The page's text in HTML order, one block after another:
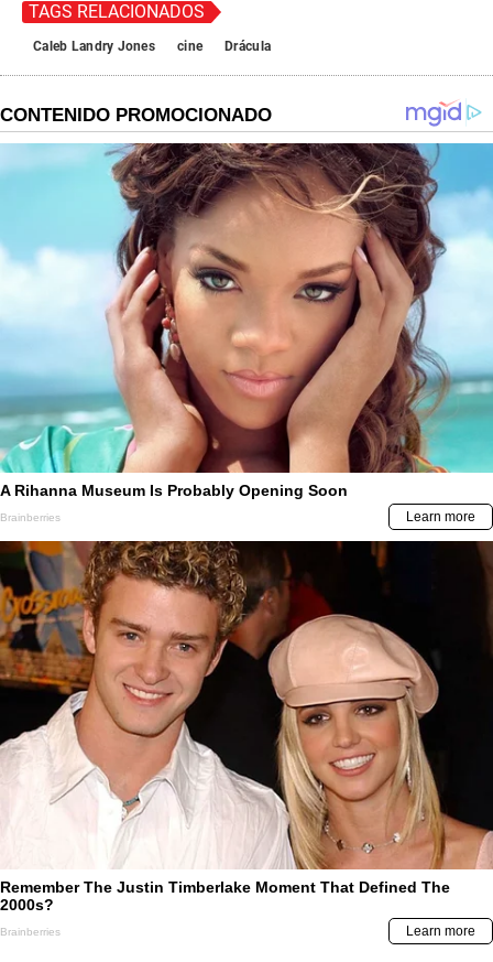
TAGS RELACIONADOS
Caleb Landry Jones cine Drácula